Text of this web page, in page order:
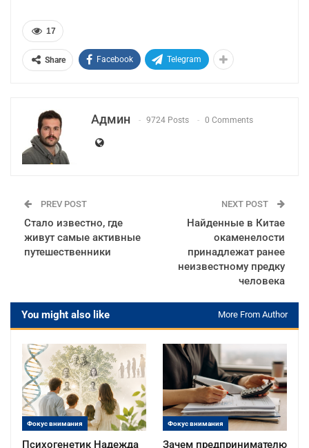
17
Share Facebook Telegram
Админ 9724 Posts 0 Comments
PREV POST
Стало известно, где
живут самые активные
путешественники
NEXT POST
Найденные в Китае
окаменелости
принадлежат ранее
неизвестному предку
человека
You might also like More From Author
Фокус внимания
Психогенетик Надежда
Фокус внимания
Зачем предпринимателю